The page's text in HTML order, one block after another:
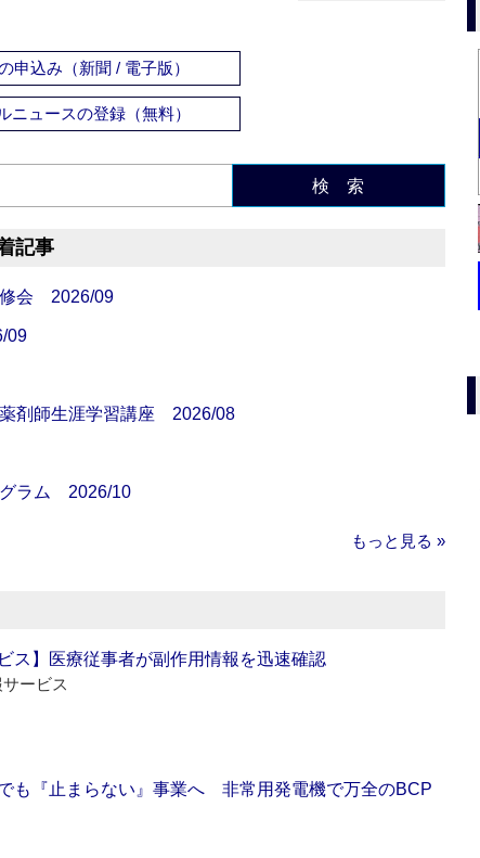
申込み（新聞 / 電子版）
ニュースの登録（無料）
検 索
記事
修会 2026/09
09
剤師生涯学習講座 2026/08
ラム 2026/10
もっと見る »
ス】医療従事者が副作用情報を迅速確認
ービス
でも『止まらない』事業へ 非常用発電機で万全のBCP